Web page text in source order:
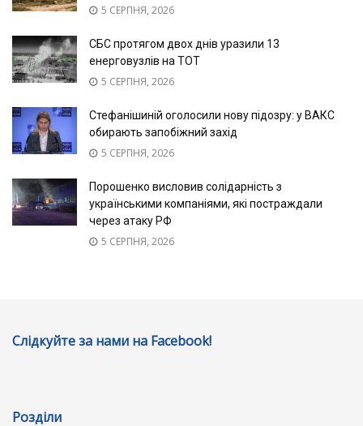
5 СЕРПНЯ, 2026
СБС протягом двох днів уразили 13
енерговузлів на ТОТ
5 СЕРПНЯ, 2026
Стефанішиній оголосили нову підозру: у ВАКС
обирають запобіжний захід
5 СЕРПНЯ, 2026
Порошенко висловив солідарність з
українськими компаніями, які постраждали
через атаку РФ
5 СЕРПНЯ, 2026
Слідкуйте за нами на Facebook!
Розділи